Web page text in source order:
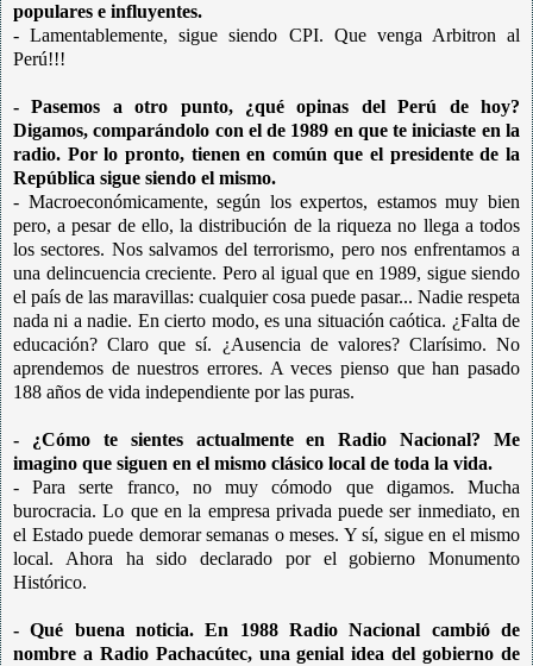
populares e influyentes.
- Lamentablemente, sigue siendo CPI. Que venga Arbitron al
Perú!!!
- Pasemos a otro punto, ¿qué opinas del Perú de hoy?
Digamos, comparándolo con el de 1989 en que te iniciaste en la
radio. Por lo pronto, tienen en común que el presidente de la
República sigue siendo el mismo.
- Macroeconómicamente, según los expertos, estamos muy bien
pero, a pesar de ello, la distribución de la riqueza no llega a todos
los sectores. Nos salvamos del terrorismo, pero nos enfrentamos a
una delincuencia creciente. Pero al igual que en 1989, sigue siendo
el país de las maravillas: cualquier cosa puede pasar... Nadie respeta
nada ni a nadie. En cierto modo, es una situación caótica. ¿Falta de
educación? Claro que sí. ¿Ausencia de valores? Clarísimo. No
aprendemos de nuestros errores. A veces pienso que han pasado
188 años de vida independiente por las puras.
- ¿Cómo te sientes actualmente en Radio Nacional? Me
imagino que siguen en el mismo clásico local de toda la vida.
- Para serte franco, no muy cómodo que digamos. Mucha
burocracia. Lo que en la empresa privada puede ser inmediato, en
el Estado puede demorar semanas o meses. Y sí, sigue en el mismo
local. Ahora ha sido declarado por el gobierno Monumento
Histórico.
- Qué buena noticia. En 1988 Radio Nacional cambió de
nombre a Radio Pachacútec, una genial idea del gobierno de